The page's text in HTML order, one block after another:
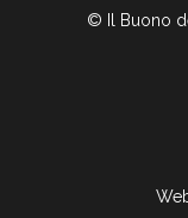
© Il Buono